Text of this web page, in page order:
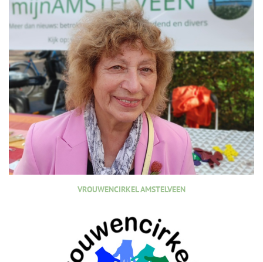
VROUWENCIRKEL AMSTELVEEN